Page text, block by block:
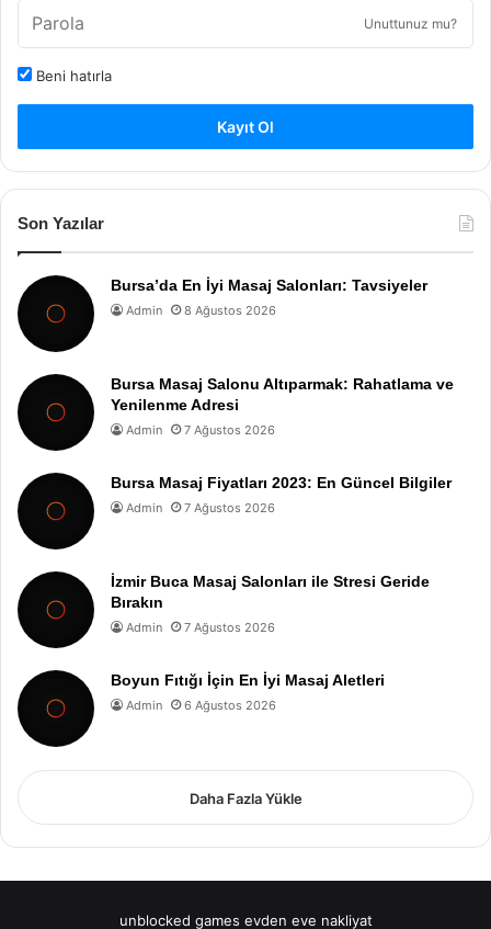
Unuttunuz mu?
Beni hatırla
Kayıt Ol
Son Yazılar
Bursa’da En İyi Masaj Salonları: Tavsiyeler
Admin 8 Ağustos 2026
Bursa Masaj Salonu Altıparmak: Rahatlama ve
Yenilenme Adresi
Admin 7 Ağustos 2026
Bursa Masaj Fiyatları 2023: En Güncel Bilgiler
Admin 7 Ağustos 2026
İzmir Buca Masaj Salonları ile Stresi Geride
Bırakın
Admin 7 Ağustos 2026
Boyun Fıtığı İçin En İyi Masaj Aletleri
Admin 6 Ağustos 2026
Daha Fazla Yükle
unblocked games evden eve nakliyat